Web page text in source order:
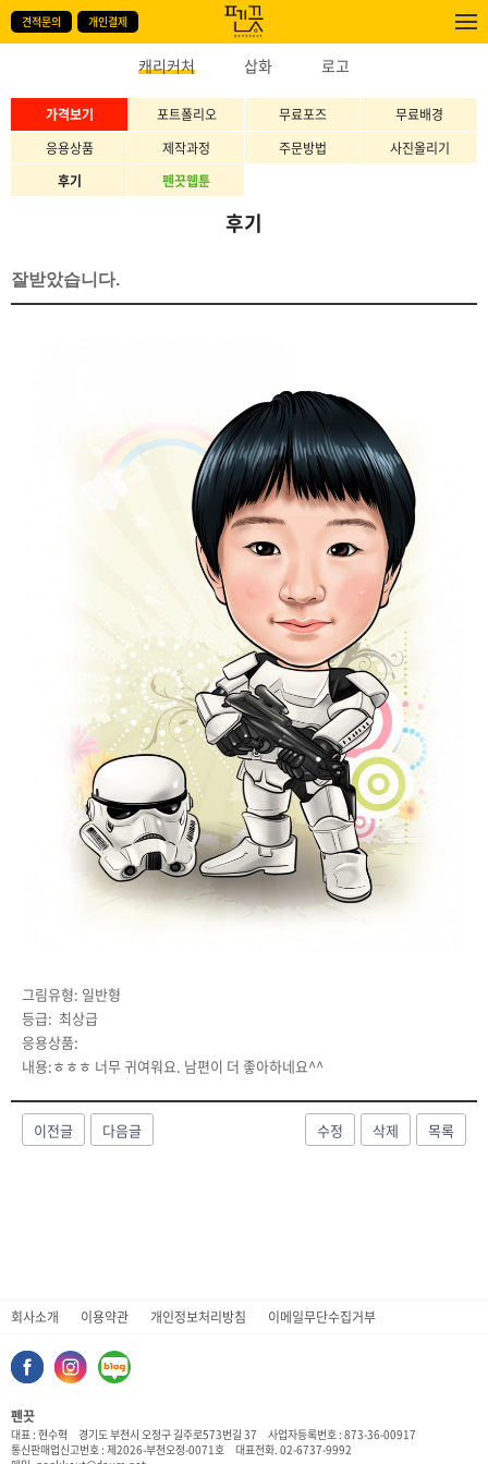
견적문의 개인결제
캐리커처 삽화 로고
가격보기 포트폴리오 무료포즈
무료배경
응용상품
제작과정 주문방법
사진올리기
후기
펜끗웹툰
후기
잘받았습니다.
그림유형: 일반형
등급: 최상급
응용상품:
내용:ㅎㅎㅎ 너무 귀여워요. 남편이 더 좋아하네요^^
이전글 다음글 수정 삭제 목록
회사소개 이용약관 개인정보처리방침 이메일무단수집거부
펜끗
대표 : 현수혁 경기도 부천시 오정구 길주로573번길 37
사업자등록번호 : 873-36-00917
통신판매업신고번호 : 제2026-부천오정-0071호
대표전화. 02-6737-9992